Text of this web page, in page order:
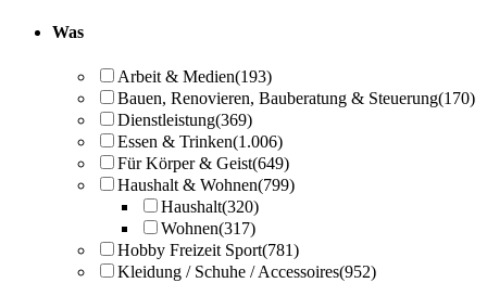
Was
Arbeit & Medien(193)
Bauen, Renovieren, Bauberatung & Steuerung(170)
Dienstleistung(369)
Essen & Trinken(1.006)
Für Körper & Geist(649)
Haushalt & Wohnen(799)
Haushalt(320)
Wohnen(317)
Hobby Freizeit Sport(781)
Kleidung / Schuhe / Accessoires(952)